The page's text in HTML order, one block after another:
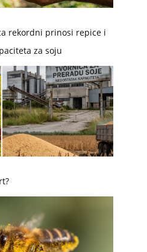
rekordni prinosi repice i
za soju